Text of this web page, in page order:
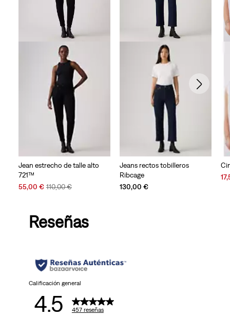
Jean estrecho de talle alto
721™
Sale
55,00 €Original
110,00 €
Jeans rectos tobilleros
Ribcage
130,00 €
Reseñas
Calificación general
4.5 457 reseñas